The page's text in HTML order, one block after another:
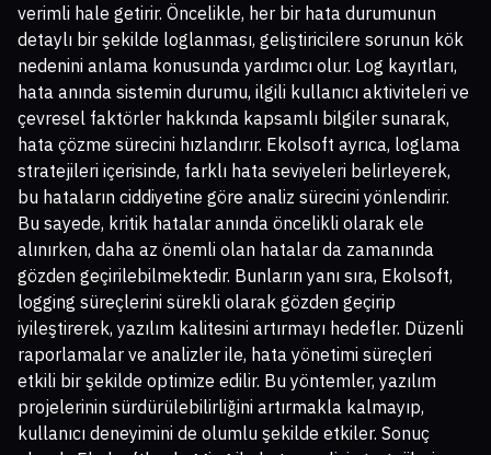
verimli hale getirir. Öncelikle, her bir hata durumunun
detaylı bir şekilde loglanması, geliştiricilere sorunun kök
nedenini anlama konusunda yardımcı olur. Log kayıtları,
hata anında sistemin durumu, ilgili kullanıcı aktiviteleri ve
çevresel faktörler hakkında kapsamlı bilgiler sunarak,
hata çözme sürecini hızlandırır. Ekolsoft ayrıca, loglama
stratejileri içerisinde, farklı hata seviyeleri belirleyerek,
bu hataların ciddiyetine göre analiz sürecini yönlendirir.
Bu sayede, kritik hatalar anında öncelikli olarak ele
alınırken, daha az önemli olan hatalar da zamanında
gözden geçirilebilmektedir. Bunların yanı sıra, Ekolsoft,
logging süreçlerini sürekli olarak gözden geçirip
iyileştirerek, yazılım kalitesini artırmayı hedefler. Düzenli
raporlamalar ve analizler ile, hata yönetimi süreçleri
etkili bir şekilde optimize edilir. Bu yöntemler, yazılım
projelerinin sürdürülebilirliğini artırmakla kalmayıp,
kullanıcı deneyimini de olumlu şekilde etkiler. Sonuç